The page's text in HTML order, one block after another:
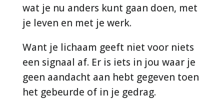
wat je nu anders kunt gaan doen, met
je leven en met je werk.
Want je lichaam geeft niet voor niets
een signaal af. Er is iets in jou waar je
geen aandacht aan hebt gegeven toen
het gebeurde of in je gedrag.